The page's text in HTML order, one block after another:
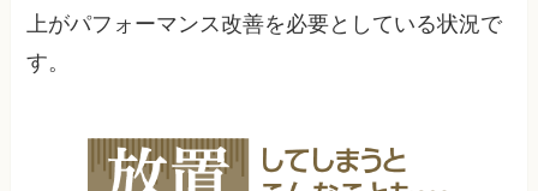
上がパフォーマンス改善を必要としている状況で
す。